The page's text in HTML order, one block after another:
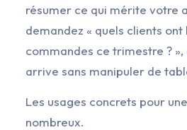
résumer ce qui mérite votre
demandez « quels clients ont
commandes ce trimestre ?
arrive sans manipuler de
Les usages concrets pour
nombreux.